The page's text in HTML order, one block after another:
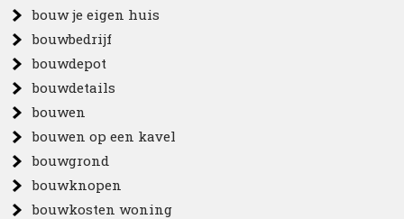
bouw je eigen huis
bouwbedrijf
bouwdepot
bouwdetails
bouwen
bouwen op een kavel
bouwgrond
bouwknopen
bouwkosten woning